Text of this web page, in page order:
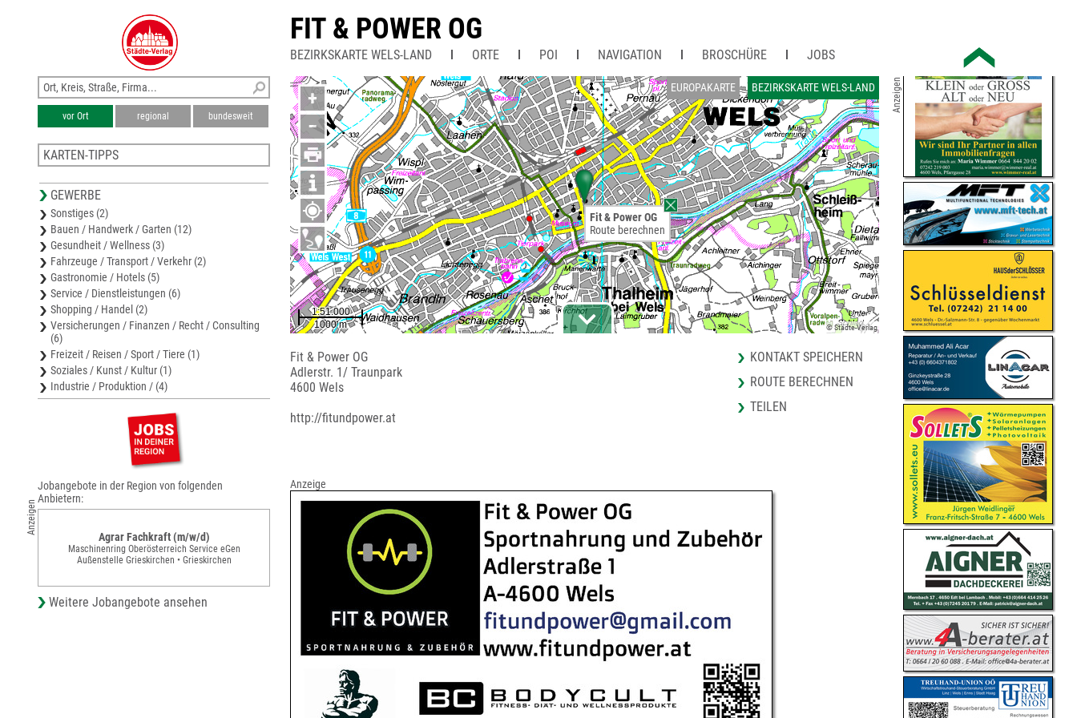
FIT & POWER OG
BEZIRKSKARTE WELS-LAND ORTE POI NAVIGATION BROSCHÜRE JOBS
EUROPAKARTE BEZIRKSKARTE WELS-LAND
+
−
© Städte-Verlag
Fit & Power OG
Route berechnen
Fit & Power OG
Adlerstr. 1/ Traunpark
4600 Wels
http://fitundpower.at
KONTAKT SPEICHERN
ROUTE BERECHNEN
TEILEN
Anzeige
vor Ort regional bundesweit
KARTEN-TIPPS
Stadtplan Marchtrenk
Bezirkskarte Eferding
Bezirkskarte Grieskirchen
Stadtplan Grieskirchen
GEWERBE
Sonstiges (2)
Bauen / Handwerk / Garten (12)
Gesundheit / Wellness (3)
Fahrzeuge / Transport / Verkehr (2)
Gastronomie / Hotels (5)
Service / Dienstleistungen (6)
Shopping / Handel (2)
Versicherungen / Finanzen / Recht / Consulting
(6)
Freizeit / Reisen / Sport / Tiere (1)
Soziales / Kunst / Kultur (1)
Industrie / Produktion / (4)
Anzeigen
Jobangebote in der Region von folgenden
Anbietern:
Agrar Fachkraft (m/w/d)
Maschinenring Oberösterreich Service eGen
Außenstelle Grieskirchen • Grieskirchen
Weitere Jobangebote ansehen
Anzeigen